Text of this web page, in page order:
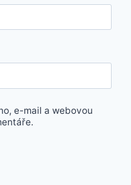
e-mail a webovou